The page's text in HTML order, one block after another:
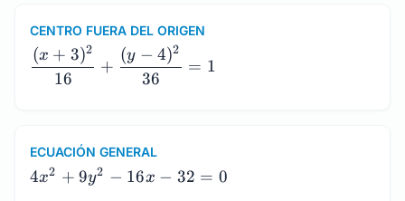
CENTRO FUERA DEL ORIGEN
\dfrac{(x+3)^2}
{16}+\dfrac{(y-
4)^2}{36}=1
16
(x + 3)2
+
36
(y − 4)2
= 1
ECUACIÓN GENERAL
4x^2+9y^2-
16x-32=0
4x2 + 9y2 − 16x − 32 = 0